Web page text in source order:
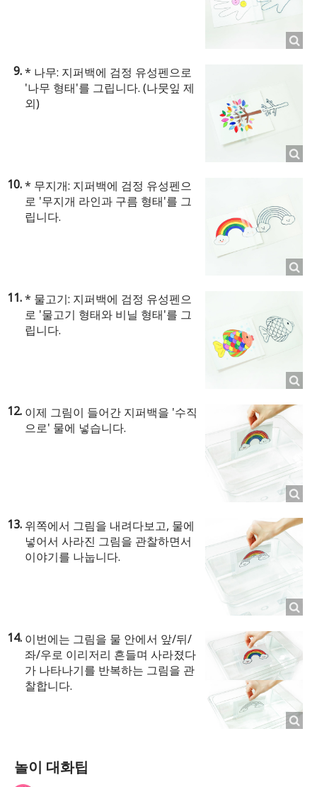
* 나무: 지퍼백에 검정 유성펜으로
'나무 형태'를 그립니다. (나뭇잎 제
외)
* 무지개: 지퍼백에 검정 유성펜으
로 '무지개 라인과 구름 형태'를 그
립니다.
* 물고기: 지퍼백에 검정 유성펜으
로 '물고기 형태와 비닐 형태'를 그
립니다.
이제 그림이 들어간 지퍼백을 '수직
으로' 물에 넣습니다.
위쪽에서 그림을 내려다보고, 물에
넣어서 사라진 그림을 관찰하면서
이야기를 나눕니다.
이번에는 그림을 물 안에서 앞/뒤/
좌/우로 이리저리 흔들며 사라졌다
가 나타나기를 반복하는 그림을 관
찰합니다.
놀이 대화팁